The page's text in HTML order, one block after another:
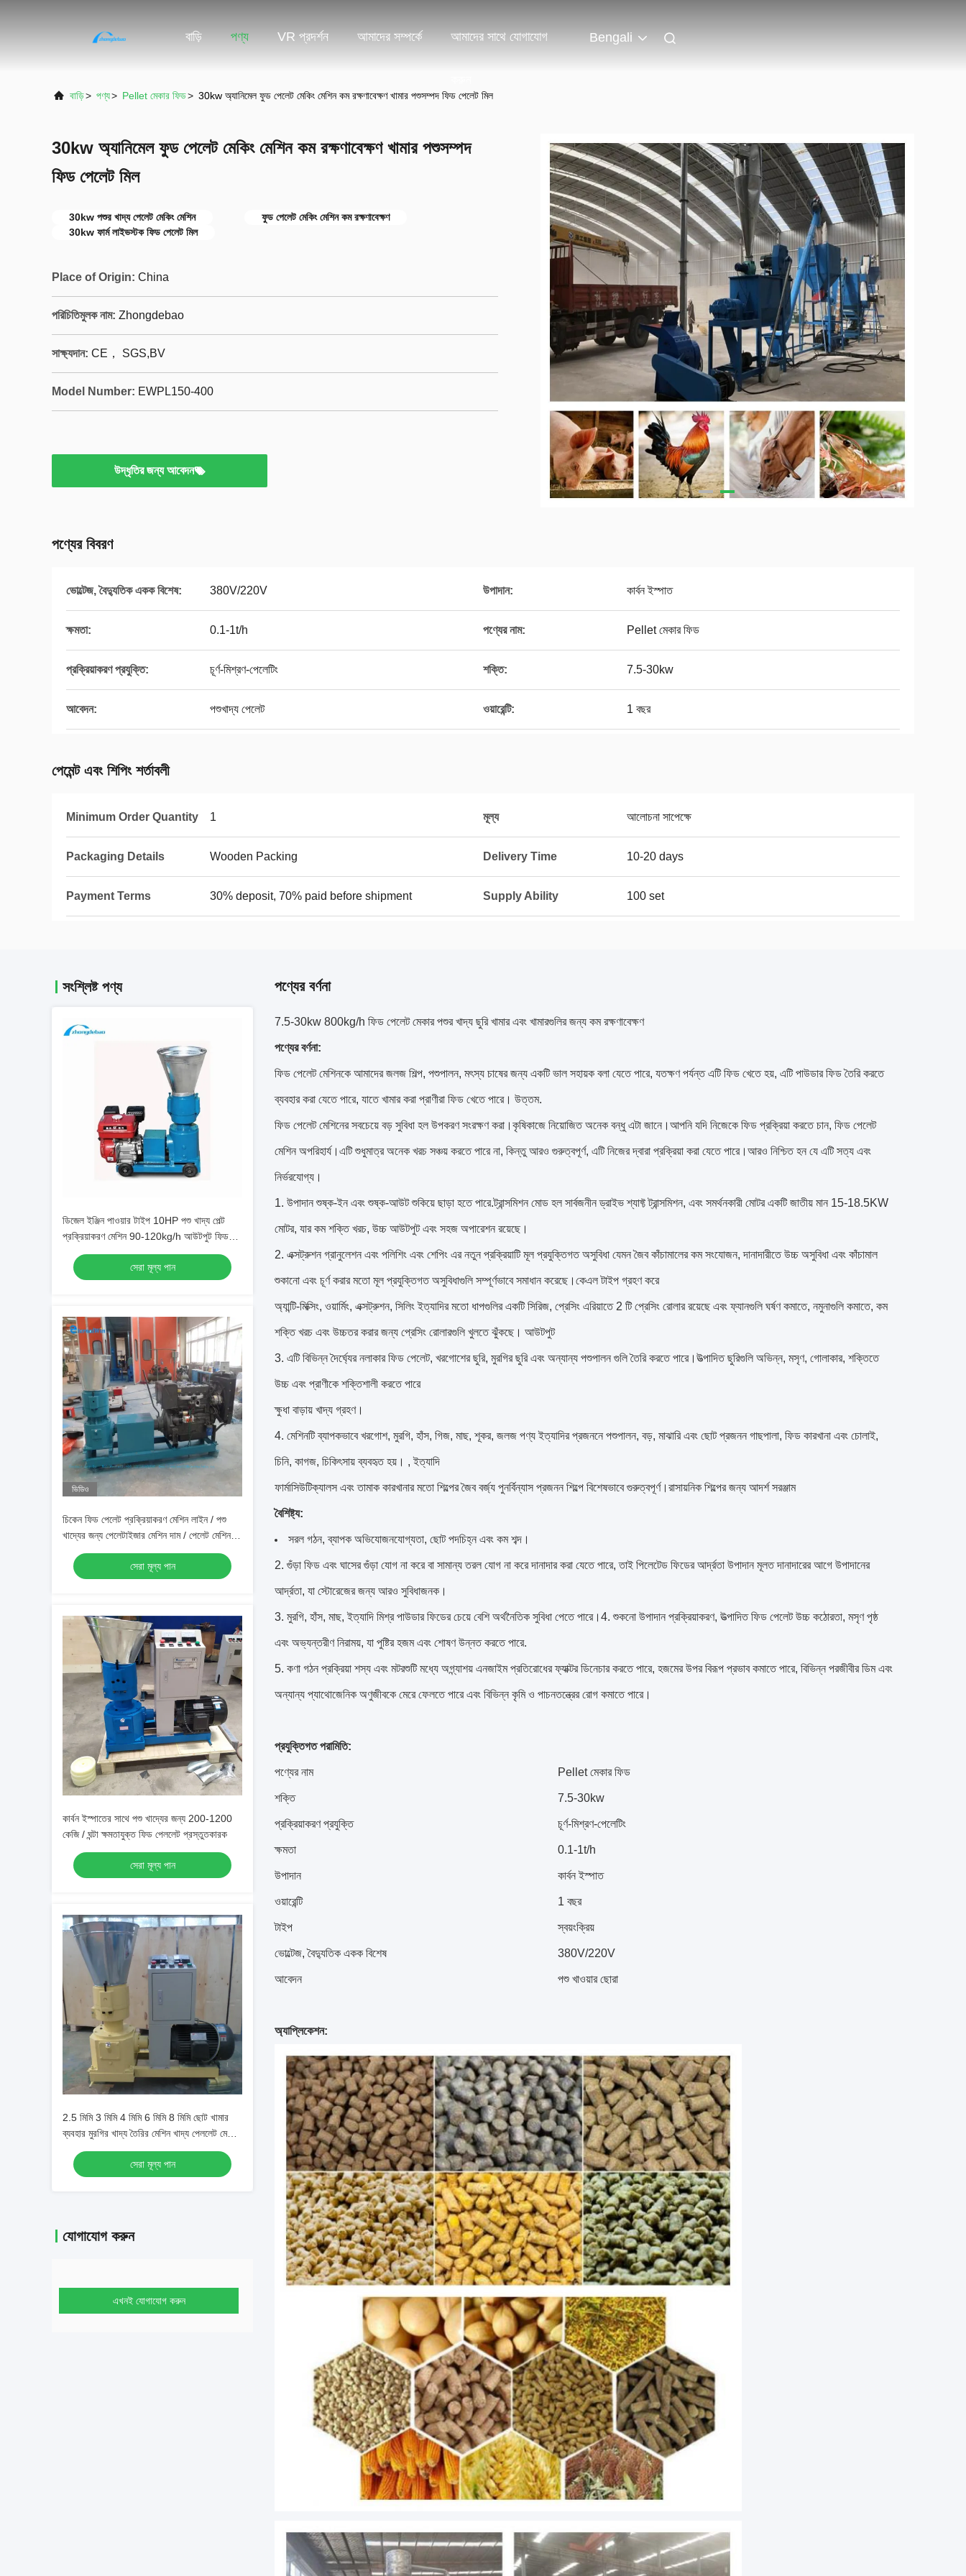
বাড়ি পণ্য VR প্রদর্শন আমাদের সম্পর্কে আমাদের সাথে যোগাযোগ Bengali
বাড়ি> পণ্য> Pellet মেকার ফিড> 30kw অ্যানিমেল ফুড পেলেট মেকিং মেশিন কম রক্ষণাবেক্ষণ খামার পশুসম্পদ ফিড পেলেট মিল
30kw অ্যানিমেল ফুড পেলেট মেকিং মেশিন কম রক্ষণাবেক্ষণ খামার পশুসম্পদ
ফিড পেলেট মিল
30kw পশুর খাদ্য পেলেট মেকিং মেশিন
ফুড পেলেট মেকিং মেশিন কম রক্ষণাবেক্ষণ
30kw ফার্ম লাইভস্টক ফিড পেলেট মিল
Place of Origin: China
পরিচিতিমুলক নাম: Zhongdebao
সাক্ষ্যদান: CE， SGS,BV
Model Number: EWPL150-400
উদ্ধৃতির জন্য আবেদন
পণ্যের বিবরণ
ভোল্টেজ, বৈদ্যুতিক একক বিশেষ: 380V/220V উপাদান: কার্বন ইস্পাত
ক্ষমতা: 0.1-1t/h পণ্যের নাম: Pellet মেকার ফিড
প্রক্রিয়াকরণ প্রযুক্তি: চূর্ণ-মিশ্রণ-পেলেটিং শক্তি: 7.5-30kw
আবেদন: পশুখাদ্য পেলেট ওয়ারেন্টি: 1 বছর
পেমেন্ট এবং শিপিং শর্তাবলী
Minimum Order Quantity 1 মূল্য আলোচনা সাপেক্ষে
Packaging Details Wooden Packing Delivery Time 10-20 days
Payment Terms 30% deposit, 70% paid before shipment Supply Ability 100 set
সংশ্লিষ্ট পণ্য
ডিজেল ইঞ্জিন পাওয়ার টাইপ 10HP পশু খাদ্য পেল্ট
প্রক্রিয়াকরণ মেশিন 90-120kg/h আউটপুট ফিড
পেল্ট তৈরির মেশিন
সেরা মূল্য পান
ভিডিও
চিকেন ফিড পেলেট প্রক্রিয়াকরণ মেশিন লাইন / পশু
খাদ্যের জন্য পেলেটাইজার মেশিন দাম / পেলেট মেশিন
ফিড লাইন
সেরা মূল্য পান
কার্বন ইস্পাতের সাথে পশু খাদ্যের জন্য 200-1200
কেজি / ঘন্টা ক্ষমতাযুক্ত ফিড পেললেট প্রস্তুতকারক
সেরা মূল্য পান
2.5 মিমি 3 মিমি 4 মিমি 6 মিমি 8 মিমি ছোট খামার
ব্যবহার মুরগির খাদ্য তৈরির মেশিন খাদ্য পেললেট মেশিন
পেললেট মেশিন পশু খাদ্য
সেরা মূল্য পান
যোগাযোগ করুন
এখনই যোগাযোগ করুন
পণ্যের বর্ণনা
7.5-30kw 800kg/h ফিড পেলেট মেকার পশুর খাদ্য ছুরি খামার এবং খামারগুলির জন্য কম রক্ষণাবেক্ষণ
পণ্যের বর্ণনা:
ফিড পেলেট মেশিনকে আমাদের জলজ শিল্প, পশুপালন, মৎস্য চাষের জন্য একটি ভাল সহায়ক বলা যেতে পারে, যতক্ষণ পর্যন্ত এটি ফিড খেতে হয়, এটি পাউডার ফিড তৈরি করতে
ব্যবহার করা যেতে পারে, যাতে খামার করা প্রাণীরা ফিড খেতে পারে। উত্তম.
ফিড পেলেট মেশিনের সবচেয়ে বড় সুবিধা হল উপকরণ সংরক্ষণ করা।কৃষিকাজে নিয়োজিত অনেক বন্ধু এটা জানে।আপনি যদি নিজেকে ফিড প্রক্রিয়া করতে চান, ফিড পেলেট
মেশিন অপরিহার্য।এটি শুধুমাত্র অনেক খরচ সঞ্চয় করতে পারে না, কিন্তু আরও গুরুত্বপূর্ণ, এটি নিজের দ্বারা প্রক্রিয়া করা যেতে পারে।আরও নিশ্চিত হন যে এটি সত্য এবং
নির্ভরযোগ্য।
1. উপাদান শুষ্ক-ইন এবং শুষ্ক-আউট শুকিয়ে ছাড়া হতে পারে.ট্রান্সমিশন মোড হল সার্বজনীন ড্রাইভ শ্যাফ্ট ট্রান্সমিশন, এবং সমর্থনকারী মোটর একটি জাতীয় মান 15-18.5KW
মোটর, যার কম শক্তি খরচ, উচ্চ আউটপুট এবং সহজ অপারেশন রয়েছে।
2. এক্সট্রুশন গ্রানুলেশন এবং পলিশিং এবং শেপিং এর নতুন প্রক্রিয়াটি মূল প্রযুক্তিগত অসুবিধা যেমন জৈব কাঁচামালের কম সংযোজন, দানাদারীতে উচ্চ অসুবিধা এবং কাঁচামাল
শুকানো এবং চূর্ণ করার মতো মূল প্রযুক্তিগত অসুবিধাগুলি সম্পূর্ণভাবে সমাধান করেছে।কেএল টাইপ গ্রহণ করে
অ্যান্টি-মিক্সিং, ওয়ার্মিং, এক্সট্রুশন, সিলিং ইত্যাদির মতো ধাপগুলির একটি সিরিজ, প্রেসিং এরিয়াতে 2 টি প্রেসিং রোলার রয়েছে এবং ফ্যানগুলি ঘর্ষণ কমাতে, নমুনাগুলি কমাতে, কম
শক্তি খরচ এবং উচ্চতর করার জন্য প্রেসিং রোলারগুলি খুলতে ঝুঁকছে। আউটপুট
3. এটি বিভিন্ন দৈর্ঘ্যের নলাকার ফিড পেলেট, খরগোশের ছুরি, মুরগির ছুরি এবং অন্যান্য পশুপালন গুলি তৈরি করতে পারে।উত্পাদিত ছুরিগুলি অভিন্ন, মসৃণ, গোলাকার, শক্তিতে
উচ্চ এবং প্রাণীকে শক্তিশালী করতে পারে
ক্ষুধা বাড়ায় খাদ্য গ্রহণ।
4. মেশিনটি ব্যাপকভাবে খরগোশ, মুরগি, হাঁস, গিজ, মাছ, শূকর, জলজ পণ্য ইত্যাদির প্রজননে পশুপালন, বড়, মাঝারি এবং ছোট প্রজনন গাছপালা, ফিড কারখানা এবং চোলাই,
চিনি, কাগজ, চিকিৎসায় ব্যবহৃত হয়। , ইত্যাদি
ফার্মাসিউটিক্যালস এবং তামাক কারখানার মতো শিল্পের জৈব বর্জ্য পুনর্বিন্যাস প্রজনন শিল্পে বিশেষভাবে গুরুত্বপূর্ণ।রাসায়নিক শিল্পের জন্য আদর্শ সরঞ্জাম
বৈশিষ্ট্য:
সরল গঠন, ব্যাপক অভিযোজনযোগ্যতা, ছোট পদচিহ্ন এবং কম শব্দ।
2. গুঁড়া ফিড এবং ঘাসের গুঁড়া যোগ না করে বা সামান্য তরল যোগ না করে দানাদার করা যেতে পারে, তাই পিলেটেড ফিডের আর্দ্রতা উপাদান মূলত দানাদারের আগে উপাদানের
আর্দ্রতা, যা স্টোরেজের জন্য আরও সুবিধাজনক।
3. মুরগি, হাঁস, মাছ, ইত্যাদি মিশ্র পাউডার ফিডের চেয়ে বেশি অর্থনৈতিক সুবিধা পেতে পারে।4. শুকনো উপাদান প্রক্রিয়াকরণ, উত্পাদিত ফিড পেলেট উচ্চ কঠোরতা, মসৃণ পৃষ্ঠ
এবং অভ্যন্তরীণ নিরাময়, যা পুষ্টির হজম এবং শোষণ উন্নত করতে পারে.
5. কণা গঠন প্রক্রিয়া শস্য এবং মটরশুটি মধ্যে অগ্ন্যাশয় এনজাইম প্রতিরোধের ফ্যাক্টর ডিনেচার করতে পারে, হজমের উপর বিরূপ প্রভাব কমাতে পারে, বিভিন্ন পরজীবীর ডিম এবং
অন্যান্য প্যাথোজেনিক অণুজীবকে মেরে ফেলতে পারে এবং বিভিন্ন কৃমি ও পাচনতন্ত্রের রোগ কমাতে পারে।
প্রযুক্তিগত পরামিতি:
পণ্যের নাম Pellet মেকার ফিড
শক্তি 7.5-30kw
প্রক্রিয়াকরণ প্রযুক্তি চূর্ণ-মিশ্রণ-পেলেটিং
ক্ষমতা 0.1-1t/h
উপাদান কার্বন ইস্পাত
ওয়ারেন্টি 1 বছর
টাইপ স্বয়ংক্রিয়
ভোল্টেজ, বৈদ্যুতিক একক বিশেষ 380V/220V
আবেদন পশু খাওয়ার ছোরা
অ্যাপ্লিকেশন: